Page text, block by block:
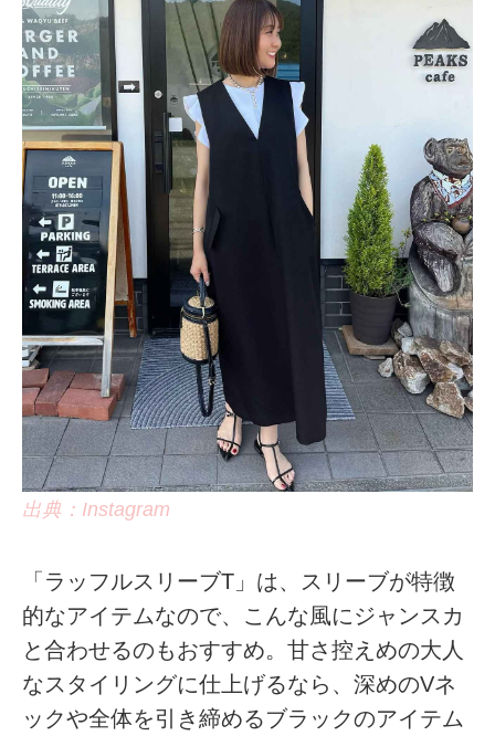
出典：Instagram
「ラッフルスリーブT」は、スリーブが特徴
的なアイテムなので、こんな風にジャンスカ
と合わせるのもおすすめ。甘さ控えめの大人
なスタイリングに仕上げるなら、深めのVネ
ックや全体を引き締めるブラックのアイテム